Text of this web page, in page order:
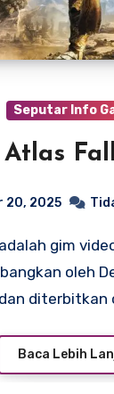
Seputar Info
Atlas
20, 2025
oleh
dan diterbitkan
Baca Lebih